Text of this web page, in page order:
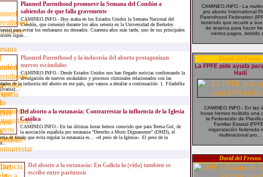
Planned Parenthood promueve la Semana del Condón a
sabiendas de que falla gravemente
CAMINEO.INFO.- Hoy acaba en los Estados Unidos la Semana Nacional del
Condón, que comenzó durante los años setenta en la Universidad de Berkeley
para evitar los embarazos no deseados. Cuarenta años más tarde, uno de sus principales
sigue...
Planned Parenthood y la industria del aborto protagonizan
nuevos escándalos
CAMINEO.INFO.- Desde Estados Unidos nos han llegado noticias confirmando la
divulgación de nuevos escándalos y procesos criminales relacionados con las
de la industria del aborto en ese país, que vamos a detallar a continuación: 1. Filadelfia
Del aborto a la eutanasia: Contrarrestar la influencia de la Iglesia
Católica
CAMINEO.INFO.- En las últimas horas hemos conocido que para Teresa Gol, de
la asociación española pro eutanasia “Derecho a Morir Dignamente” (DMD), el
de fondo que evita regular la eutanasia es... «el peso de la Iglesia». El peso de la
Del aborto a la eutanasia: En Galicia la (vida) tambien se
escribe entre paréntesis
CAMINEO.INFO.- La
pro aborto International
Parenthood Federation
teniendo que recurrir a
de reserva para hacer
ciertos pagos, debido
David del Fresno
La FPFE pide ayuda
Haití
CAMINEO.INFO.- En las
horas hemos recibido una
la Federación de
Familiar Estatal
organización federada
multinacional pro...
David del Fresno